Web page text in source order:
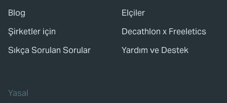
Blog
Şirketler için
Sıkça Sorulan Sorular
Elçiler
Decathlon x Freeletics
Yardım ve Destek
Yasal